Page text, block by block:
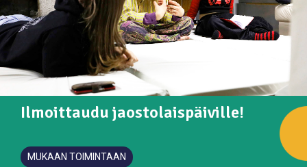
Ilmoittaudu jaostolaispäiville!
MUKAAN TOIMINTAAN